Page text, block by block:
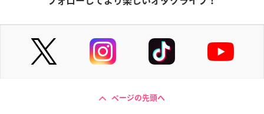
ページの先頭へ